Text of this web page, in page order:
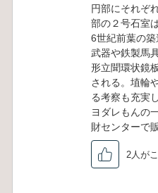
円部にそれぞ
部の２号石室
6世紀前葉の
武器や鉄製馬
形立聞環状鏡
される。埴輪
る考察も充実
ヨダレもんの
財センターで
2人が